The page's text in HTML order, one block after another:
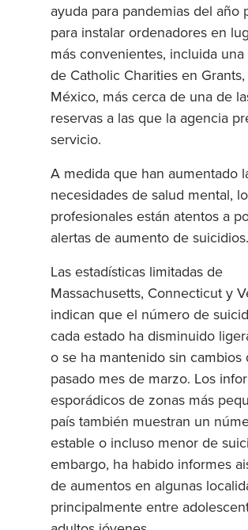
ayuda para pandemias del año
para instalar ordenadores en
más convenientes, incluida
de Catholic Charities en
México, más cerca de una de
reservas a las que la agencia
servicio.
A medida que han aumentado
necesidades de salud mental,
profesionales están atentos a
alertas de aumento de suicidios.
Las estadísticas limitadas de
Massachusetts, Connecticut y
indican que el número de
cada estado ha disminuido
o se ha mantenido sin cambios
pasado mes de marzo. Los
esporádicos de zonas más
país también muestran un
estable o incluso menor de
embargo, ha habido informes
de aumentos en algunas
principalmente entre